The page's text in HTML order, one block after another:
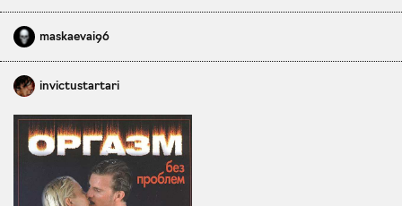
maskaevai96
invictustartari